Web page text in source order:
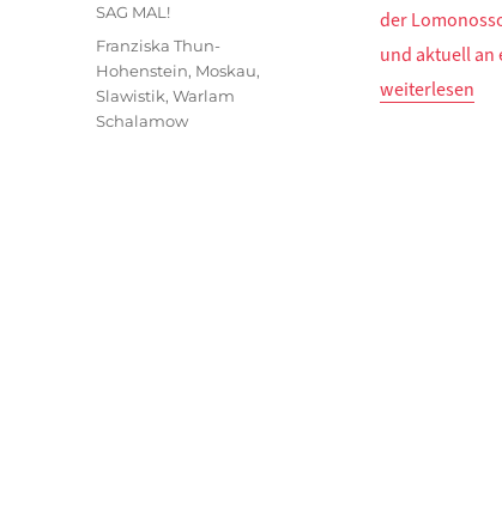
der
und aktuell an
„DER
weiterlesen
Kategorien
SAG MAL!
Schlagwörter
Franziska Thun-
Hohenstein, Moskau,
Slawistik,Warlam
Schalamow